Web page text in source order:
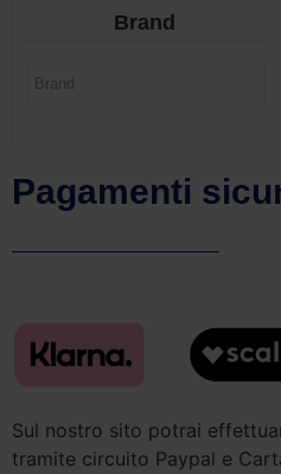
Brand
Pagamenti
Sul nostro sito potrai
tramite circuito Paypal e